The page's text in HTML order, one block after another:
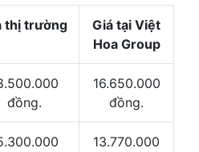
thị trường
Giá tại Việt
Hoa Group
đồng.
16.650.000
đồng.
13.770.000